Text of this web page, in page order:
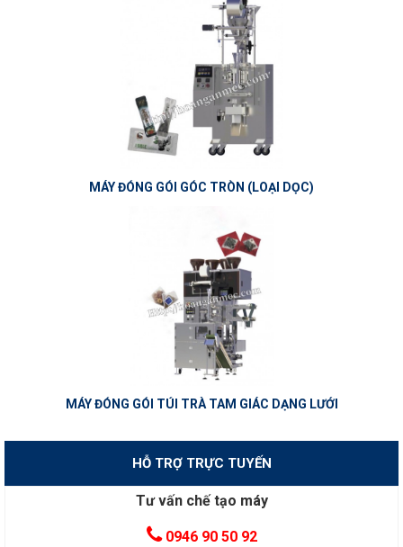
MÁY ĐÓNG GÓI GÓC TRÒN (LOẠI DỌC)
MÁY ĐÓNG GÓI TÚI TRÀ TAM GIÁC DẠNG LƯỚI
HỖ TRỢ TRỰC TUYẾN
Tư vấn chế tạo máy
0946 90 50 92